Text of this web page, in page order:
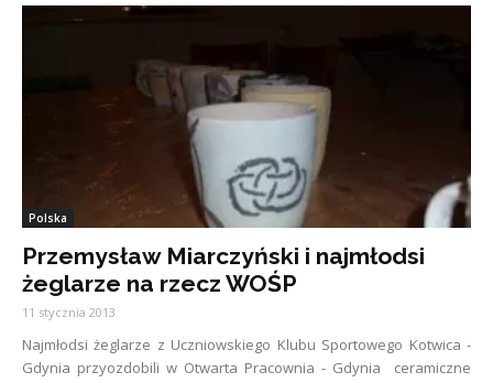
Polska
Przemysław Miarczyński i najmłodsi
żeglarze na rzecz WOŚP
11 stycznia 2013
Najmłodsi żeglarze z Uczniowskiego Klubu Sportowego Kotwica -
Gdynia przyozdobili w Otwarta Pracownia - Gdynia ceramiczne